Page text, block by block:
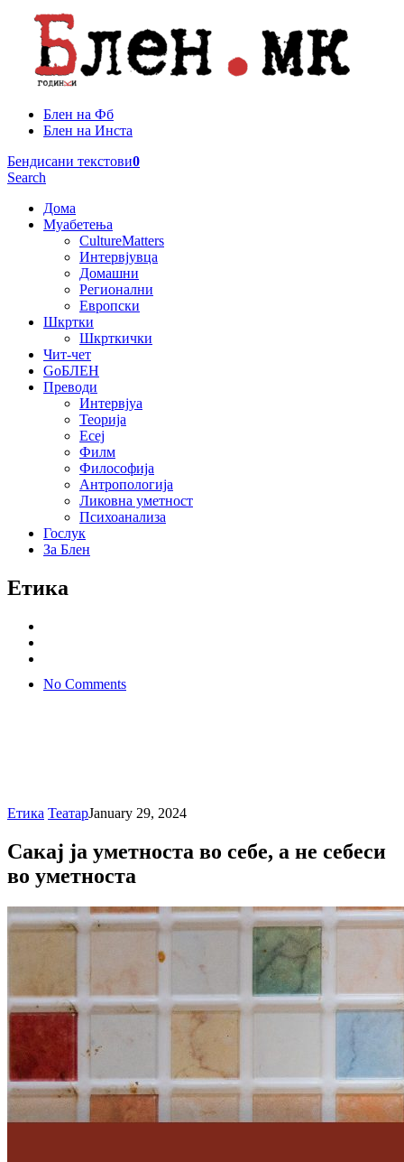
Блен на Фб
Блен на Инста
Бендисани текстови0
Search
Дома
Муабетења
CultureMatters
Интервјувца
Домашни
Регионални
Европски
Шкртки
Шкрткички
Чит-чет
GoБЛЕН
Преводи
Интервјуа
Теорија
Есеј
Филм
Философија
Антропологија
Ликовна уметност
Психоанализа
Гослук
За Блен
Етика
No Comments
Етика ТеатарJanuary 29, 2024
Сакај ја уметноста во себе, а не себеси
во уметноста